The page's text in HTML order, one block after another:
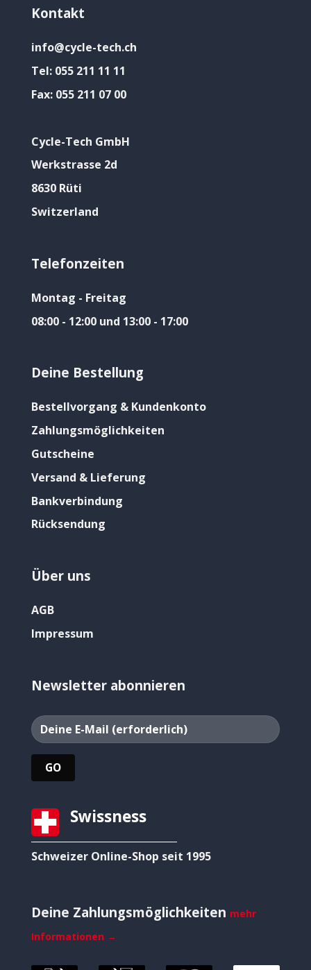
Kontakt
info@cycle-tech.ch
Tel: 055 211 11 11
Fax: 055 211 07 00
Cycle-Tech GmbH
Werkstrasse 2d
8630 Rüti
Switzerland
Telefonzeiten
Montag - Freitag
08:00 - 12:00 und 13:00 - 17:00
Deine Bestellung
Bestellvorgang & Kundenkonto
Zahlungsmöglichkeiten
Gutscheine
Versand & Lieferung
Bankverbindung
Rücksendung
Über uns
AGB
Impressum
Newsletter abonnieren
Swissness
Schweizer Online-Shop seit 1995
Deine Zahlungsmöglichkeiten mehr
Informationen →